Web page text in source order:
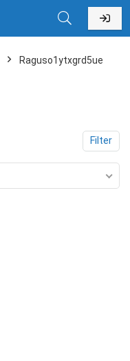
‎Raguso1ytxgrd5ue
Filter